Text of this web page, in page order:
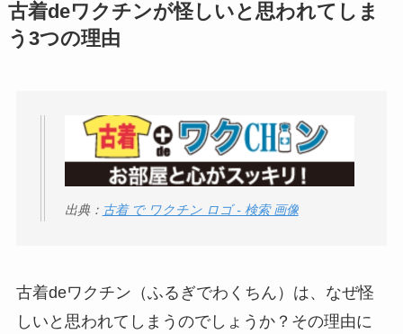
アトムクリニックは
【怪しい？】帝国デ
ータバンクの口コ
ミ・評判は実際ど
う？
口コミ・評判は実際
どう？
古着deワクチンが怪しいと思われてしま
う3つの理由
出典： 古着 で ワクチン ロゴ - 検索 画像
古着deワクチン（ふるぎでわくちん）は、なぜ怪
しいと思われてしまうのでしょうか？その理由に